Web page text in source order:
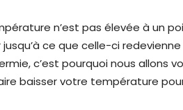
n’est pas élevée à un
ce que celle-ci
c’est pourquoi nous allons
baisser votre température